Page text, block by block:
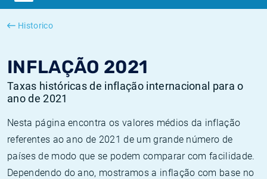
Historico
INFLAÇÃO 2021
Taxas históricas de inflação internacional para o
ano de 2021
Nesta página encontra os valores médios da inflação
referentes ao ano de 2021 de um grande número de
países de modo que se podem comparar com facilidade.
Dependendo do ano, mostramos a inflação com base no
SONIA
Inflação Europa
Taxas TONAR históricas